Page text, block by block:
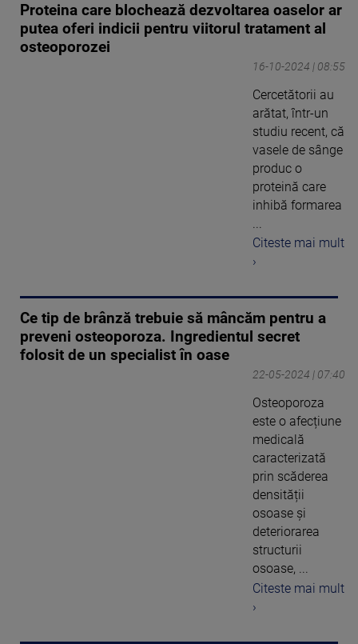
Proteina care blochează dezvoltarea oaselor ar
putea oferi indicii pentru viitorul tratament al
osteoporozei
16-10-2024 | 08:55
Cercetătorii au
arătat, într-un
studiu recent, că
vasele de sânge
produc o
proteină care
inhibă formarea
Citeste mai mult
›
Ce tip de brânză trebuie să mâncăm pentru a
preveni osteoporoza. Ingredientul secret
folosit de un specialist în oase
22-05-2024 | 07:40
Osteoporoza
este o afecțiune
medicală
caracterizată
prin scăderea
densității
osoase și
deteriorarea
structurii
osoase, ...
Citeste mai mult
›